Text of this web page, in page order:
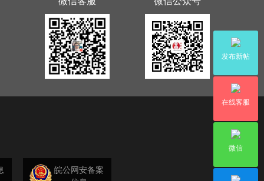
发布新帖
在线客服
微信
皖公网安备案